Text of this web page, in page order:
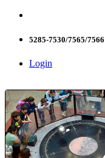
5285-7530/7565/7566
Login